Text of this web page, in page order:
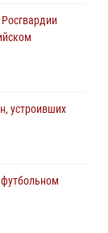
устроивших